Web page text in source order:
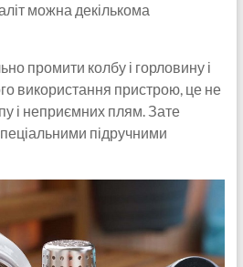
можна декількома
промити колбу і горловину і
використання пристрою, це не
і неприємних плям. Зате
підручними